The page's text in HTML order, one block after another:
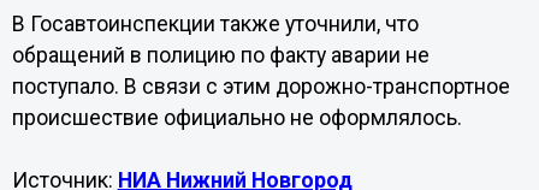
В Госавтоинспекции также уточнили, что
обращений в полицию по факту аварии не
поступало. В связи с этим дорожно-транспортное
происшествие официально не оформлялось.
Источник: НИА Нижний Новгород